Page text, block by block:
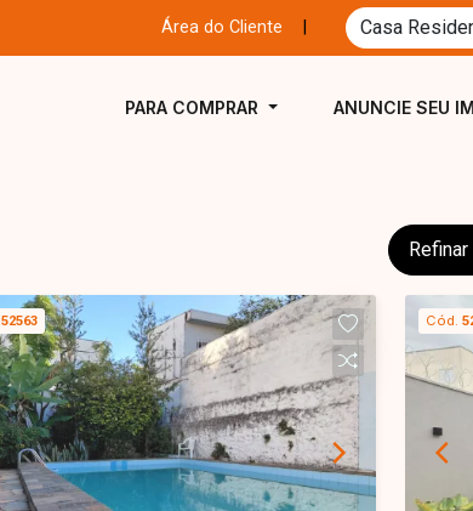
Área do Cliente
PARA COMPRAR ANUNCIE SEU
52563 Cód.